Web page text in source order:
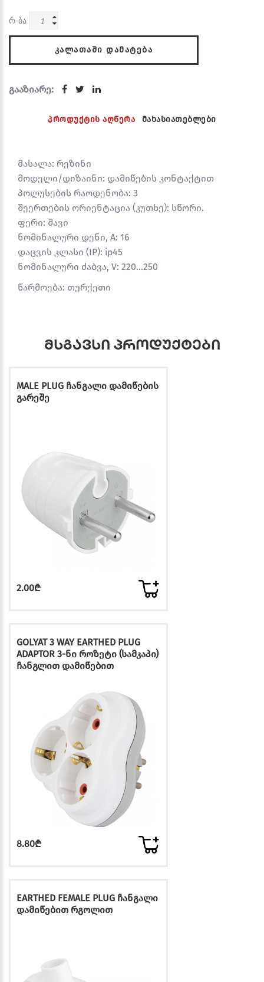
რ-ბა
ᲙᲐᲚᲐᲗᲐᲨᲘ ᲓᲐᲛᲐᲢᲔᲑᲐ
გააზიარე:
პროდუქტის აღწერა მახასიათებლები
მასალა: რეზინი
მოდელი/დიზაინი: დამიწების კონტაქტით
პოლუსების რაოდენობა: 3
შეერთების ორიენტაცია (კუთხე): სწორი.
ფერი: შავი
ნომინალური დენი, A: 16
დაცვის კლასი (IP): ip45
ნომინალური ძაბვა, V: 220...250
წარმოება: თურქეთი
მსგავსი პროდუქტები
MALE PLUG ჩანგალი დამიწების
გარეშე
2.00₾
GOLYAT 3 WAY EARTHED PLUG
ADAPTOR 3-ნი როზეტი (სამკაპი)
ჩანგლით დამიწებით
8.80₾
EARTHED FEMALE PLUG ჩანგალი
დამიწებით რგოლით